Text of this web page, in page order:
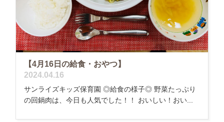
【4月16日の給食・おやつ】
2024.04.16
サンライズキッズ保育園 ◎給食の様子◎ 野菜たっぷり
の回鍋肉は、今日も人気でした！！ おいしい！おい...